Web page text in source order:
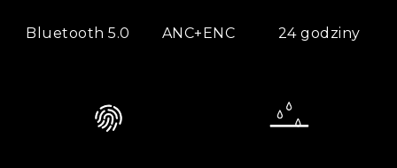
Bluetooth 5.0 ANC+ENC 24 godziny